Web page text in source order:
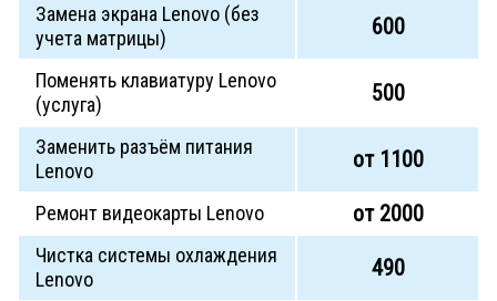
Замена экрана Lenovo (без
учета матрицы)
600
Поменять клавиатуру Lenovo
(услуга)
500
Заменить разъём питания
Lenovo
от 1100
Ремонт видеокарты Lenovo от 2000
Чистка системы охлаждения
Lenovo
490